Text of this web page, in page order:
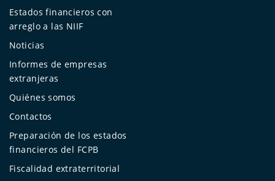
Estados financieros con
arreglo a las NIIF
Noticias
Informes de empresas
extranjeras
Quiénes somos
Contactos
Preparación de los estados
financieros del FCPB
Fiscalidad extraterritorial